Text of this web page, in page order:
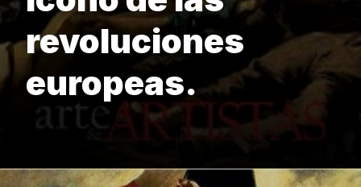
revoluciones
europeas.